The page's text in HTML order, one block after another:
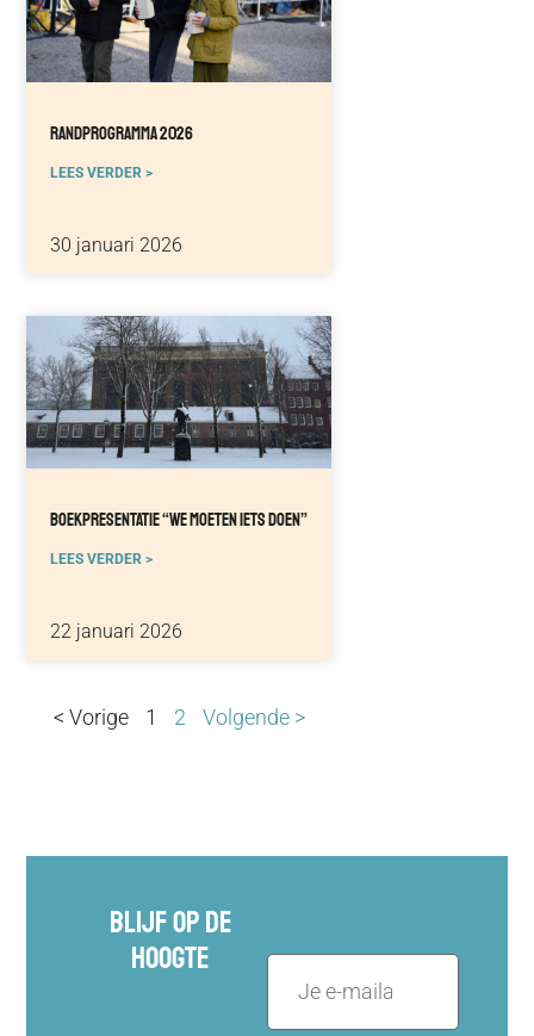
Randprogramma 2026
LEES VERDER >
30 januari 2026
Boekpresentatie “We Moeten Iets Doen”
LEES VERDER >
22 januari 2026
< Vorige 1 2 Volgende >
Blijf Op De
Hoogte